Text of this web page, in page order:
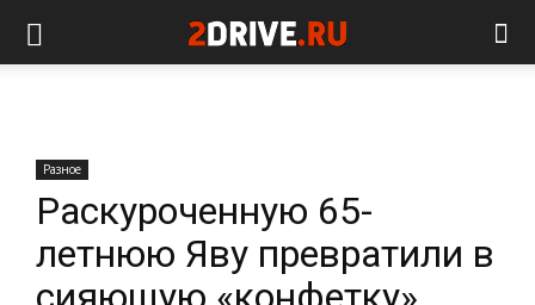
Разное
Раскуроченную 65-
летнюю Яву превратили в